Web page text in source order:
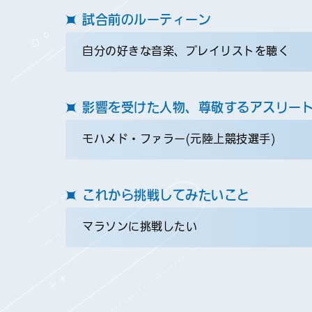
試合前のルーティーン
自分の好きな音楽、プレイリストを聴く
影響を受けた人物、尊敬するアスリー
モハメド・ファラー(元陸上競技選手)
これから挑戦してみたいこと
マラソンに挑戦したい